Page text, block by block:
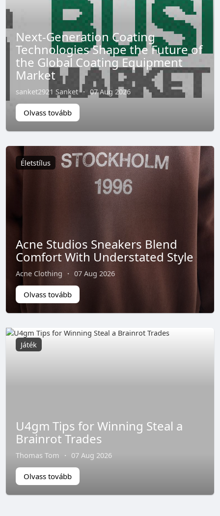
Next-Generation Coating
Technologies Shape the Future of
the Global Coating Equipment
Market
sanket2921 Sanket · 07 Aug 2026
Olvass tovább
Életstílus
Acne Studios Sneakers Blend
Comfort With Understated Style
Acne Clothing · 07 Aug 2026
Olvass tovább
Játék
U4gm Tips for Winning Steal a
Brainrot Trades
Thomas Tom · 07 Aug 2026
Olvass tovább